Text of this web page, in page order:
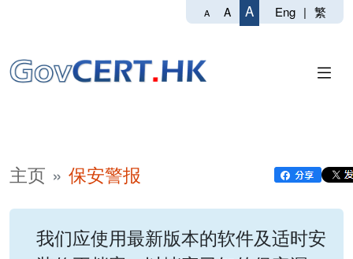
A A A Eng | 繁
主页 保安警报
我们应使用最新版本的软件及适时安